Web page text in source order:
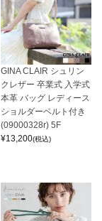
GINA CLAIR シュリン
クレザー 卒業式 入学式
本革 バッグ レディース
ショルダーベルト付き
(09000328r) 5F
¥13,200(税込)